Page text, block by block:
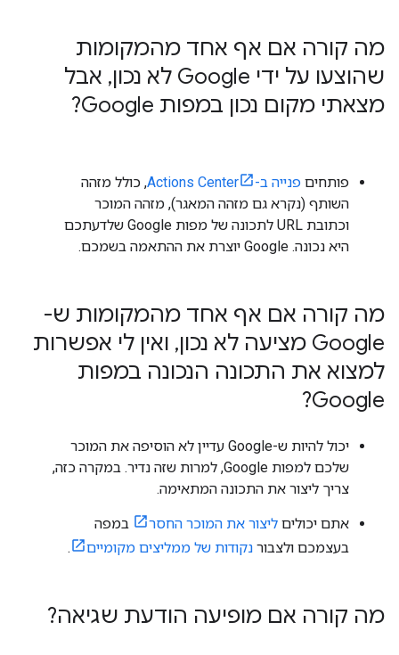
מה קורה אם אף אחד מהמקומות
שהוצעו על ידי Google לא נכון
, אבל
מצאתי מקום נכון במפות Google?
פותחים פנייה ב-Actions Center
, כולל מזהה
השותף (נקרא גם מזהה המאגר), מזהה המוכר
וכתובת URL לתכונה של מפות Google שלדעתכם
היא נכונה. Google יוצרת את ההתאמה בשמכם.
מה קורה אם אף אחד מהמקומות ש-
Google מציעה לא נכון
, ואין לי אפשרות
למצוא את התכונה הנכונה במפות
Google?
יכול להיות ש-Google עדיין לא הוסיפה את המוכר
שלכם למפות Google, למרות שזה נדיר. במקרה כזה,
צריך ליצור את התכונה המתאימה.
אתם יכולים ליצור את המוכר החסר
במפה
בעצמכם ולצבור נקודות של ממליצים מקומיים .
מה קורה אם מופיעה הודעת שגיאה?